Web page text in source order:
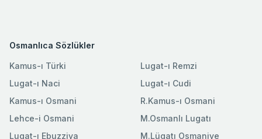
Osmanlıca Sözlükler
Kamus-ı Türki
Lugat-ı Naci
Kamus-ı Osmani
Lehce-i Osmani
Lugat-ı Ebuzziya
Lugat-ı Remzi
Lugat-ı Cudi
R.Kamus-ı Osmani
M.Osmanlı Lugatı
M.Lügatı Osmaniye